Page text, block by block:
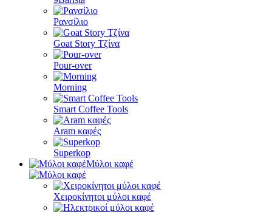
Ρανσίλιο
Goat Story Τζίνα
Pour-over
Morning
Smart Coffee Tools
Aram καφές
Superkop
Μύλοι καφέ
Χειροκίνητοι μύλοι καφέ